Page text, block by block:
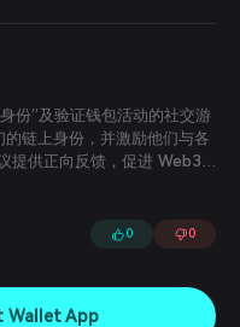
份”及验证钱包活动的社交游
链上身份，并激励他们与各
提供正向反馈，促进 Web3
利用其 ENS 生成个性化空
0 0
Wallet App